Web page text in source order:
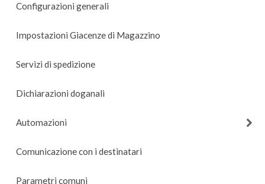
Configurazioni generali
Impostazioni Giacenze di Magazzino
Servizi di spedizione
Dichiarazioni doganali
Automazioni
Comunicazione con i destinatari
Parametri comuni